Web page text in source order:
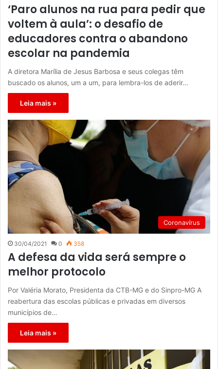
‘Paro alunos na rua para pedir que
voltem à aula’: o desafio de
educadores contra o abandono
escolar na pandemia
A diretora Marília de Jesus Barbosa e seus colegas têm
buscado os alunos, um a um, para lembra-los de aderir…
Leia mais »
Coronavírus
30/04/2021 0 358
A defesa da vida será sempre o
melhor protocolo
Por Valéria Morato, Presidenta da CTB-MG e do Sinpro-MG A
reabertura das escolas públicas e privadas em diversos
municípios de…
Leia mais »